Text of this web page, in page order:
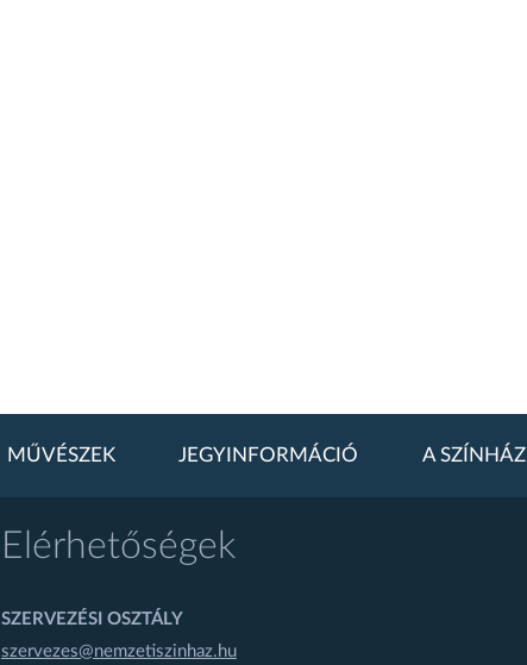
MŰVÉSZEK JEGYINFORMÁCIÓ A SZÍNHÁZ
Elérhetőségek
SZERVEZÉSI OSZTÁLY
szervezes@nemzetiszinhaz.hu